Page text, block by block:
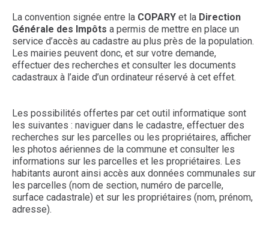
La convention signée entre la COPARY et la Direction
Générale des Impôts a permis de mettre en place un
service d’accès au cadastre au plus près de la population.
Les mairies peuvent donc, et sur votre demande,
effectuer des recherches et consulter les documents
cadastraux à l’aide d’un ordinateur réservé à cet effet.
Les possibilités offertes par cet outil informatique sont
les suivantes : naviguer dans le cadastre, effectuer des
recherches sur les parcelles ou les propriétaires, afficher
les photos aériennes de la commune et consulter les
informations sur les parcelles et les propriétaires. Les
habitants auront ainsi accès aux données communales sur
les parcelles (nom de section, numéro de parcelle,
surface cadastrale) et sur les propriétaires (nom, prénom,
adresse).